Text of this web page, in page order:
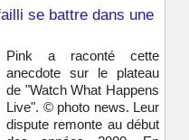
se battre dans une
Pink a raconté cette
anecdote sur le plateau
de "Watch What Happens
Live". © photo news. Leur
dispute remonte au début